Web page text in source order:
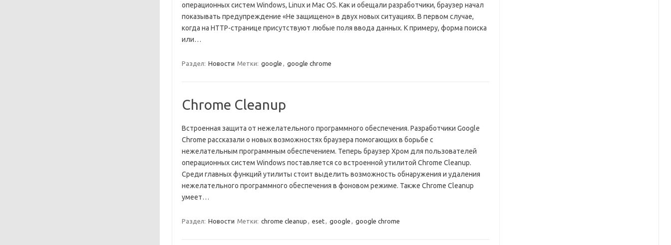
операционных систем Windows, Linux и Mac OS. Как и обещали разработчики, браузер начал
показывать предупреждение «Не защищено» в двух новых ситуациях. В первом случае,
когда на HTTP-странице присутствуют любые поля ввода данных. К примеру, форма поиска
или…
Раздел: Новости Метки: google , google chrome
Chrome Cleanup
Встроенная защита от нежелательного программного обеспечения. Разработчики Google
Chrome рассказали о новых возможностях браузера помогающих в борьбе с
нежелательным программным обеспечением. Теперь браузер Хром для пользователей
операционных систем Windows поставляется со встроенной утилитой Chrome Cleanup.
Среди главных функций утилиты стоит выделить возможность обнаружения и удаления
нежелательного программного обеспечения в фоновом режиме. Также Chrome Cleanup
умеет…
Раздел: Новости Метки: chrome cleanup , eset, google , google chrome